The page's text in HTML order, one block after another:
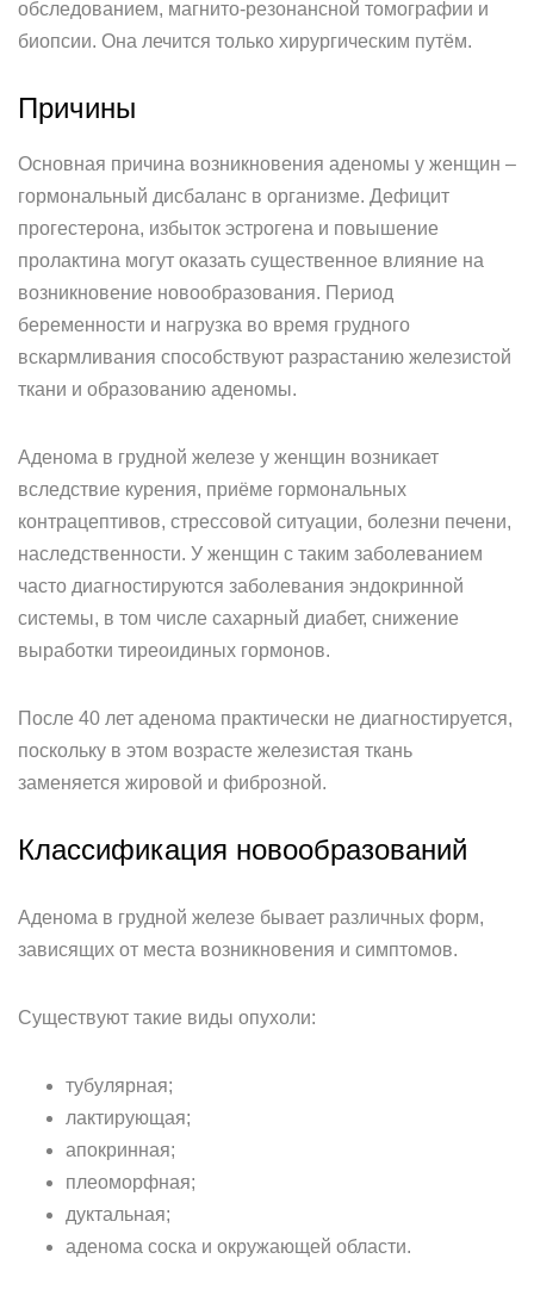
обследованием, магнито-резонансной томографии и
биопсии. Она лечится только хирургическим путём.
Причины
Основная причина возникновения аденомы у женщин –
гормональный дисбаланс в организме. Дефицит
прогестерона, избыток эстрогена и повышение
пролактина могут оказать существенное влияние на
возникновение новообразования. Период
беременности и нагрузка во время грудного
вскармливания способствуют разрастанию железистой
ткани и образованию аденомы.
Аденома в грудной железе у женщин возникает
вследствие курения, приёме гормональных
контрацептивов, стрессовой ситуации, болезни печени,
наследственности. У женщин с таким заболеванием
часто диагностируются заболевания эндокринной
системы, в том числе сахарный диабет, снижение
выработки тиреоидиных гормонов.
После 40 лет аденома практически не диагностируется,
поскольку в этом возрасте железистая ткань
заменяется жировой и фиброзной.
Классификация новообразований
Аденома в грудной железе бывает различных форм,
зависящих от места возникновения и симптомов.
Существуют такие виды опухоли:
тубулярная;
лактирующая;
апокринная;
плеоморфная;
дуктальная;
аденома соска и окружающей области.